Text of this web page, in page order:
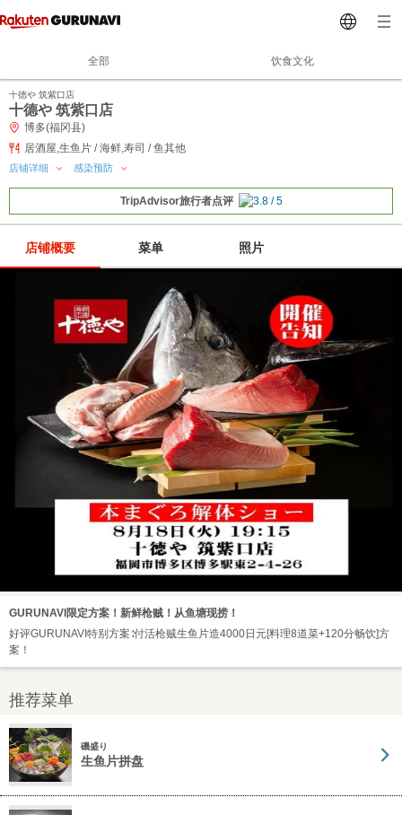
全部 饮食文化
十徳や 筑紫口店
十德や 筑紫口店
博多(福冈县)
居酒屋,生鱼片 / 海鲜,寿司 / 鱼其他
店铺详细 感染预防
TripAdvisor旅行者点评
店铺概要 菜单 照片
GURUNAVI限定方案！新鲜枪贼！从鱼塘现捞！
好评GURUNAVI特别方案∶付活枪贼生鱼片造4000日元[料理8道菜+120分畅饮]方
案！
推荐菜单
磯盛り
生鱼片拼盘